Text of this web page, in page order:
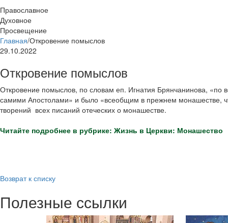
Православное
Духовное
Просвещение
Главная/Откровение помыслов
29.10.2022
Откровение помыслов
Откровение помыслов, по словам еп. Игнатия Брянчанинова, «по
самими Апостолами» и было «всеобщим в прежнем монашестве,
творений всех писаний отеческих о монашестве.
Читайте подробнее в рубрике: Жизнь в Церкви: Монашество
Возврат к списку
Полезные ссылки